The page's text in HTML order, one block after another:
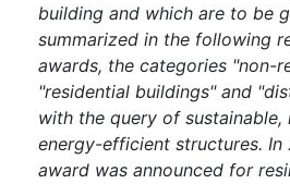
building and which are to be
summarized in the following
awards, the categories "non-
"residential buildings" and
with the query of sustainable,
energy-efficient structures. In
award was announced for